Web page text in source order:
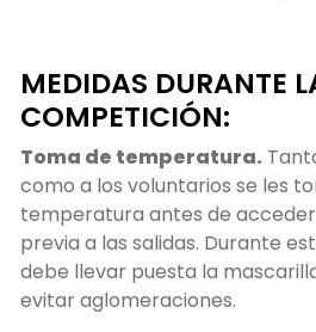
MEDIDAS DURANTE
COMPETICIÓN:
Toma de temperatura.
como a los voluntarios se les
temperatura antes de
previa a las salidas. Durante
debe llevar puesta la
evitar aglomeraciones.